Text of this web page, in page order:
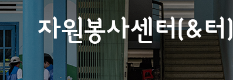
자원봉사센터(&터)